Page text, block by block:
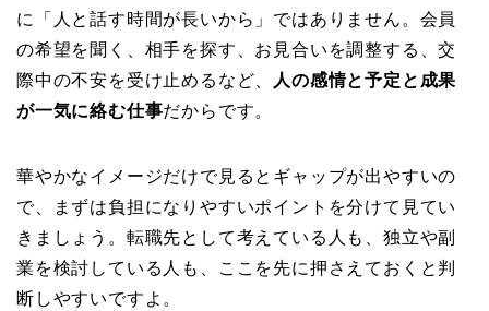
に「人と話す時間が長いから」ではありません。会員
の希望を聞く、相手を探す、お見合いを調整する、交
際中の不安を受け止めるなど、
人の感情と予定と成果
が一気に絡む仕事だからです。
華やかなイメージだけで見るとギャップが出やすいの
で、まずは負担になりやすいポイントを分けて見てい
きましょう。転職先として考えている人も、独立や副
業を検討している人も、ここを先に押さえておくと判
断しやすいですよ。